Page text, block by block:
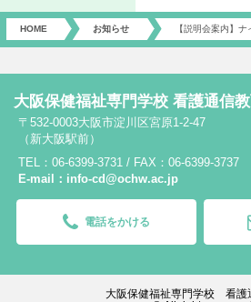
HOME お知らせ 【説明会案内】
大阪保健福祉専門学校 看護通信
〒532-0003大阪市淀川区宮原1-2-47
（新大阪駅前）
TEL：06-6399-3731 / FAX：06-6399-3737
E-mail：info-cd@ochw.ac.jp
電話をかける
大阪保健福祉専門学校 看護